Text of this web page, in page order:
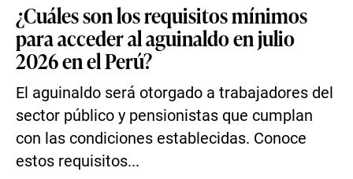
¿Cuáles son los requisitos mínimos
para acceder al aguinaldo en julio
2026 en el Perú?
El aguinaldo será otorgado a trabajadores del
sector público y pensionistas que cumplan
con las condiciones establecidas. Conoce
estos requisitos...